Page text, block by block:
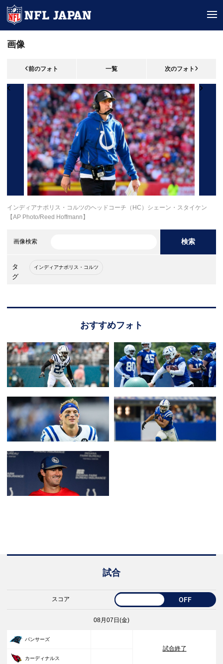
画像
前のフォト 一覧 次のフォト
インディアナポリス・コルツのヘッドコーチ（HC）シェーン・スタイケン
【AP Photo/Reed Hoffmann】
画像検索 検索
タ
グ
インディアナポリス・コルツ
おすすめフォト
試合
スコア OFF
08月07日(金)
パンサーズ
試合終了
カーディナルス